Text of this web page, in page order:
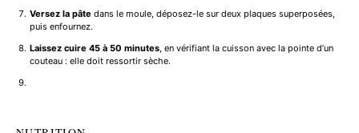
Versez la pâte dans le moule, déposez-le sur deux plaques superposées,
puis enfournez.
Laissez cuire 45 à 50 minutes, en vérifiant la cuisson avec la pointe d’un
couteau : elle doit ressortir sèche.